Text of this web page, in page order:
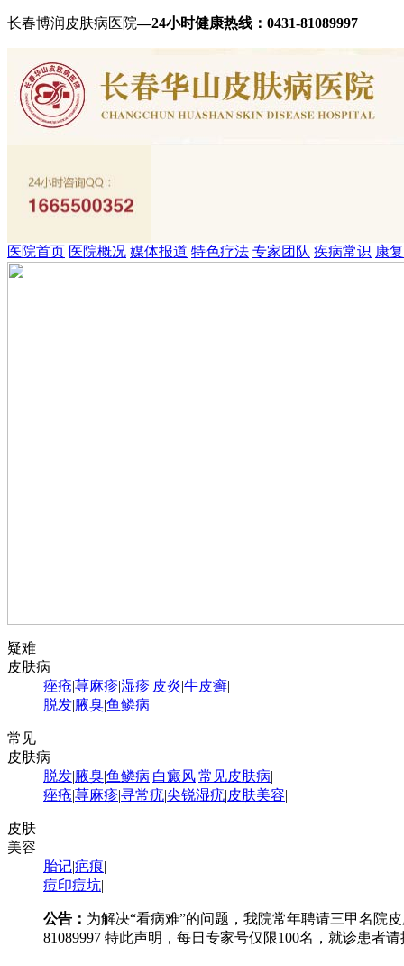
长春博润皮肤病医院—24小时健康热线： 0431-81089997
医院首页 医院概况 媒体报道 特色疗法 专家团队 疾病常识 康
疑难
皮肤病
痤疮|荨麻疹|湿疹|皮炎|牛皮癣|
脱发|腋臭|鱼鳞病|
常见
皮肤病
脱发|腋臭|鱼鳞病|白癜风|常见皮肤病|
痤疮|荨麻疹|寻常疣|尖锐湿疣|皮肤美容|
皮肤
美容
胎记|疤痕|
痘印痘坑|
公告： 为解决“看病难”的问题，我院常年聘请三甲名院
81089997 特此声明，每日专家号仅限100名，就诊患者